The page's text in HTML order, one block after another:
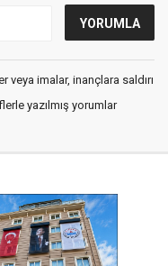
imalar, inançlara saldırı
yazılmış yorumlar